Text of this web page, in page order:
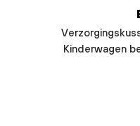
Kinderwagen